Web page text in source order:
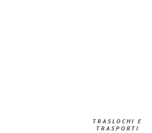
TRASLOCHI E
TRASPORTI​